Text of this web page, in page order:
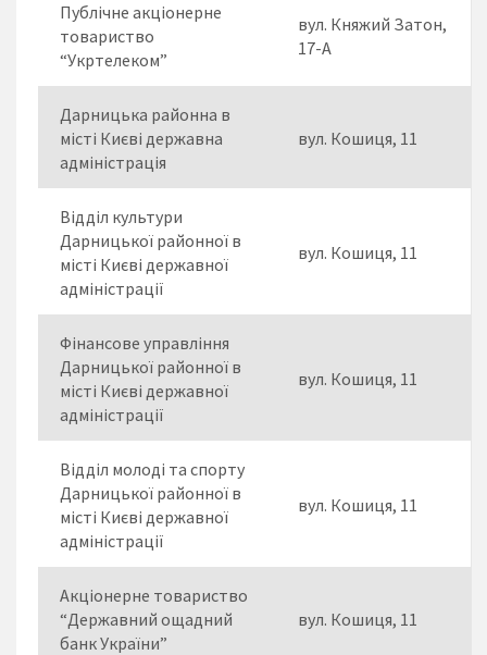
Публічне акціонерне
товариство
“Укртелеком”
вул. Княжий Затон,
17-А
Дарницька районна в
місті Києві державна
адміністрація
вул. Кошиця, 11
Відділ культури
Дарницької районної в
місті Києві державної
адміністрації
вул. Кошиця, 11
Фінансове управління
Дарницької районної в
місті Києві державної
адміністрації
вул. Кошиця, 11
Відділ молоді та спорту
Дарницької районної в
місті Києві державної
адміністрації
вул. Кошиця, 11
Акціонерне товариство
“Державний ощадний
банк України”
вул. Кошиця, 11